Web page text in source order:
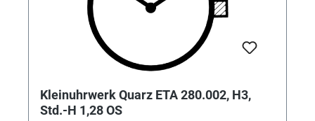
Kleinuhrwerk Quarz ETA 280.002, H3,
Std.-H 1,28 OS